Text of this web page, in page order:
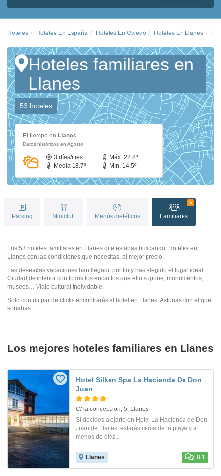
Hoteles Hoteles En España Hoteles En Oviedo Hoteles En Llanes
Hoteles familiares en
Llanes
53 hoteles
El tiempo en Llanes
Datos históricos en Agosto
3 días/mes
Máx. 22.8º
Media 18.7º
Mín. 14.5º
Parking Miniclub Menús dietéticos Familiares
Los 53 hoteles familiares en Llanes que estabas buscando. Hoteles en
Llanes con las condiciones que necesitas, al mejor precio.
Las deseadas vacaciones han llegado por fin y has elegido el lugar ideal.
Ciudad de interior con todos los encantos que ello supone, monumentos,
museos… Viaje cultural inolvidable.
Solo con un par de clicks encontrarás el hotel en Llanes, Asturias con el que
soñabas.
Los mejores hoteles familiares en Llanes
Hotel Silken Spa La Hacienda De Don
Juan
C/ la concepcion, 5. Llanes
Si decides alojarte en Hotel La Hacienda de Don
Juan de Llanes, estarás cerca de la playa y a
menos de diez...
Llanes 8.1